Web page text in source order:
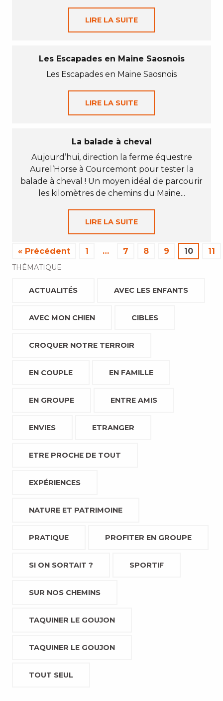
LIRE LA SUITE
Les Escapades en Maine Saosnois
Les Escapades en Maine Saosnois
LIRE LA SUITE
La balade à cheval
Aujourd’hui, direction la ferme équestre
Aurel’Horse à Courcemont pour tester la
balade à cheval ! Un moyen idéal de parcourir
les kilomètres de chemins du Maine...
LIRE LA SUITE
« Précédent 1 … 7 8 9 10 11
THÉMATIQUE
ACTUALITÉS AVEC LES ENFANTS
AVEC MON CHIEN CIBLES
CROQUER NOTRE TERROIR
EN COUPLE EN FAMILLE
EN GROUPE ENTRE AMIS
ENVIES ETRANGER
ETRE PROCHE DE TOUT
EXPÉRIENCES
NATURE ET PATRIMOINE
PRATIQUE PROFITER EN GROUPE
SI ON SORTAIT ? SPORTIF
SUR NOS CHEMINS
TAQUINER LE GOUJON
TAQUINER LE GOUJON
TOUT SEUL